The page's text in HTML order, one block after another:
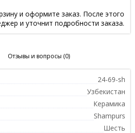
и оформите заказ. После этого
и уточнит подробности заказа.
Отзывы и вопросы (0)
24-69-sh
Узбекистан
Керамика
Shampurs
Шесть